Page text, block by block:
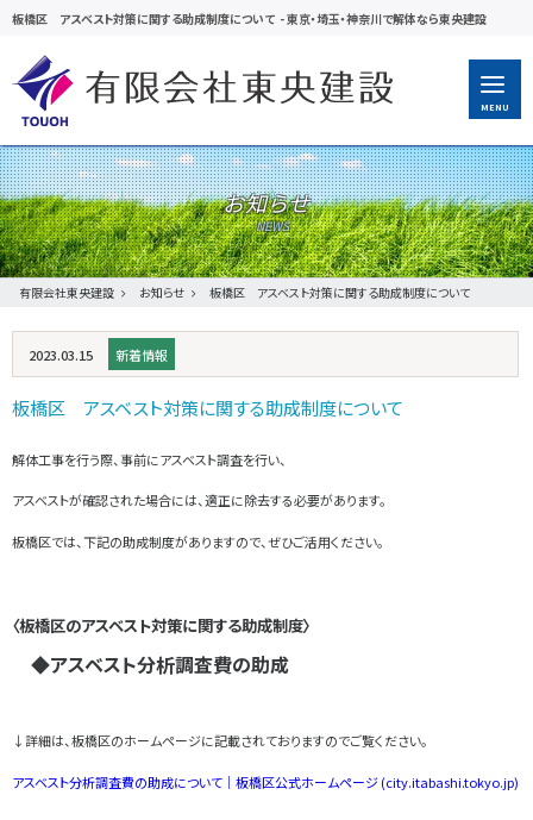
板橋区 アスベスト対策に関する助成制度について -東京・埼玉・神奈川で解体なら東央建設
MENU
お知らせ
有限会社東央建設 お知らせ 板橋区 アスベスト対策に関する助成制度について
2023.03.15 新着情報
板橋区 アスベスト対策に関する助成制度について
解体工事を行う際、事前にアスベスト調査を行い、
アスベストが確認された場合には、適正に除去する必要があります。
板橋区では、下記の助成制度がありますので、ぜひご活用ください。
〈板橋区のアスベスト対策に関する助成制度〉
◆アスベスト分析調査費の助成
↓詳細は、板橋区のホームページに記載されておりますのでご覧ください。
アスベスト分析調査費の助成について｜板橋区公式ホームページ (city.itabashi.tokyo.jp)